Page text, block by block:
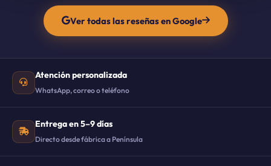
Ver todas las reseñas en Google
Atención personalizada
WhatsApp, correo o teléfono
Entrega en 5–9 días
Directo desde fábrica a Península